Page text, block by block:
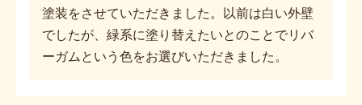
塗装をさせていただきました。以前は白い外壁
でしたが、緑系に塗り替えたいとのことでリバ
ーガムという色をお選びいただきました。